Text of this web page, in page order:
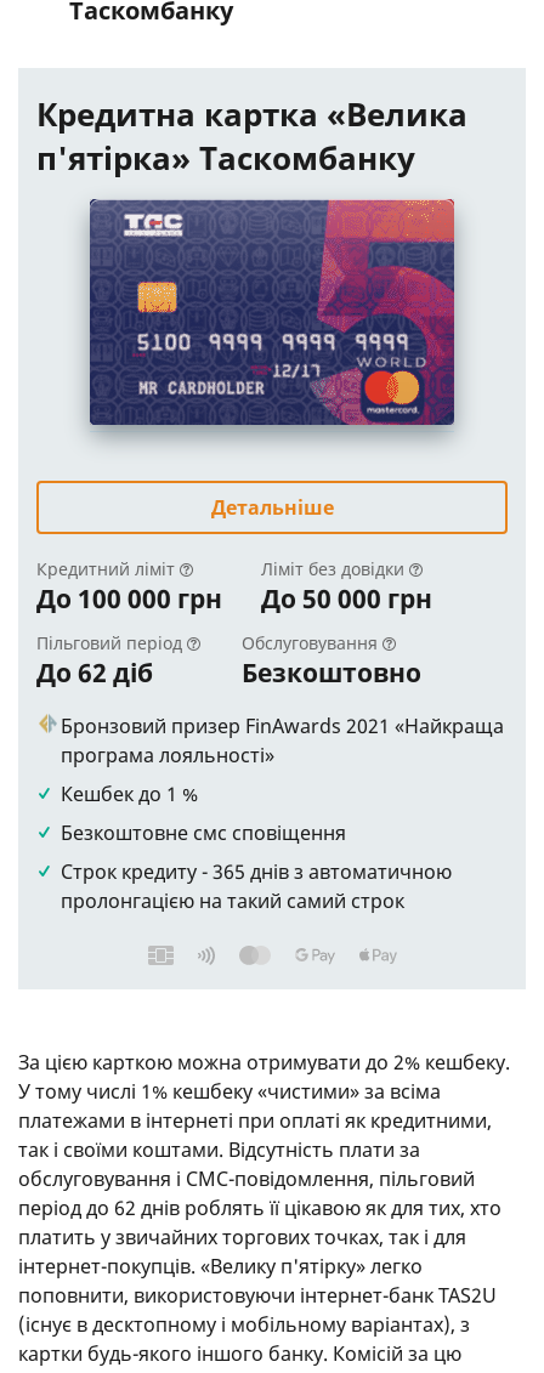
Таскомбанку
Кредитна картка «Велика
п'ятірка» Таскомбанку
Детальніше
Кредитний ліміт
До 100 000 грн
Ліміт без довідки
До 50 000 грн
Пільговий період
До 62 діб
Обслуговування
Безкоштовно
Бронзовий призер FinAwards 2021 «Найкраща
програма лояльності»
Кешбек до 1 %
Безкоштовне смс сповіщення
Строк кредиту - 365 днів з автоматичною
пролонгацією на такий самий строк
За цією карткою можна отримувати до 2% кешбеку.
У тому числі 1% кешбеку «чистими» за всіма
платежами в інтернеті при оплаті як кредитними,
так і своїми коштами. Відсутність плати за
обслуговування і СМС-повідомлення, пільговий
період до 62 днів роблять її цікавою як для тих, хто
платить у звичайних торгових точках, так і для
інтернет-покупців. «Велику п'ятірку» легко
поповнити, використовуючи інтернет-банк TAS2U
(існує в десктопному і мобільному варіантах), з
картки будь-якого іншого банку. Комісій за цю